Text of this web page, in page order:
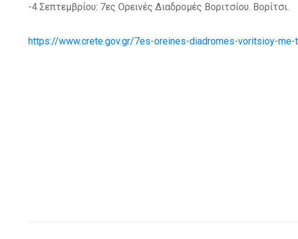
-4 Σεπτεμβρίου: 7ες Ορεινές Διαδρομές Βοριτσίου. Βορίτσι.
https://www.crete.gov.gr/7es-oreines-diadromes-voritsioy-